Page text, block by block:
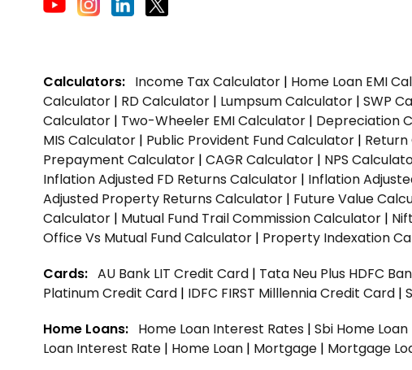
Calculators: Income Tax Calculator | Home Loan EMI
Calculator | RD Calculator | Lumpsum Calculator | SWP
Calculator | Two-Wheeler EMI Calculator | Depreciation
MIS Calculator | Public Provident Fund Calculator |
Prepayment Calculator | CAGR Calculator | NPS
Inflation Adjusted FD Returns Calculator | Inflation
Adjusted Property Returns Calculator | Future Value
Calculator | Mutual Fund Trail Commission Calculator |
Office Vs Mutual Fund Calculator | Property Indexation
Cards: AU Bank LIT Credit Card | Tata Neu Plus HDFC
Platinum Credit Card | IDFC FIRST Milllennia Credit Card |
Home Loans: Home Loan Interest Rates | Sbi Home
Loan Interest Rate | Home Loan | Mortgage | Mortgage